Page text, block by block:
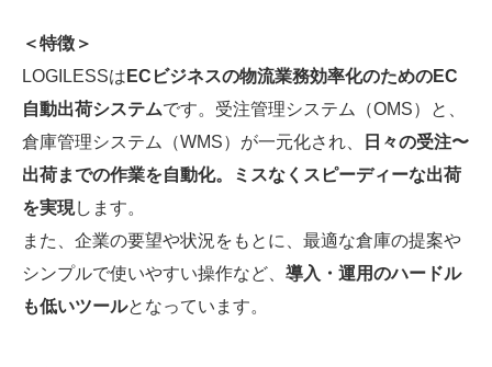
＜特徴＞
LOGILESSは ECビジネスの物流業務効率化のためのEC
自動出荷システムです。受注管理システム（OMS）と、
倉庫管理システム（WMS）が一元化され、
日々の受注〜
出荷までの作業を自動化。ミスなくスピーディーな出荷
を実現します。
また、企業の要望や状況をもとに、最適な倉庫の提案や
シンプルで使いやすい操作など、 導入・運用のハードル
も低いツールとなっています。